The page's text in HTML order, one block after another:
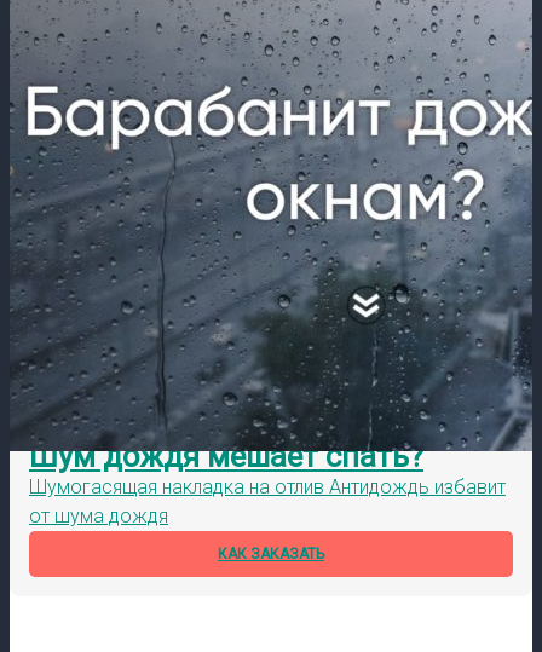
Шум дождя мешает спать?
Шумогасящая накладка на отлив Антидождь избавит
от шума дождя
КАК ЗАКАЗАТЬ